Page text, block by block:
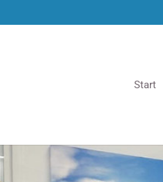
Start